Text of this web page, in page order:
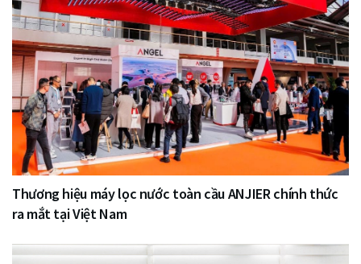
Thương hiệu máy lọc nước toàn cầu ANJIER chính thức
ra mắt tại Việt Nam